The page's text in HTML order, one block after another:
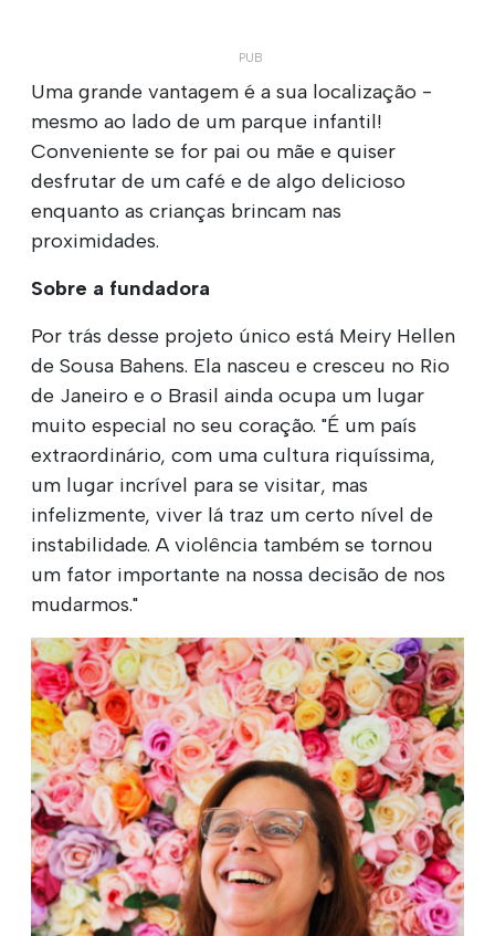
Uma grande vantagem é a sua localização -
mesmo ao lado de um parque infantil!
Conveniente se for pai ou mãe e quiser
desfrutar de um café e de algo delicioso
enquanto as crianças brincam nas
proximidades.
Sobre a fundadora
Por trás desse projeto único está Meiry Hellen
de Sousa Bahens. Ela nasceu e cresceu no Rio
de Janeiro e o Brasil ainda ocupa um lugar
muito especial no seu coração. "É um país
extraordinário, com uma cultura riquíssima,
um lugar incrível para se visitar, mas
infelizmente, viver lá traz um certo nível de
instabilidade. A violência também se tornou
um fator importante na nossa decisão de nos
mudarmos."